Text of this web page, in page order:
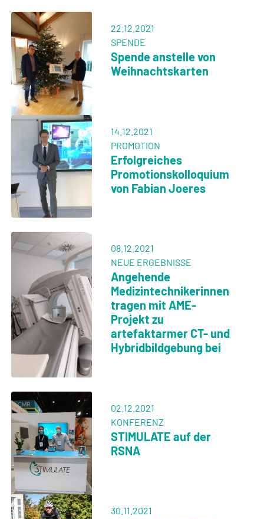
22.12.2021
SPENDE
Spende anstelle von
Weihnachtskarten
14.12.2021
PROMOTION
Erfolgreiches
Promotionskolloquium
von Fabian Joeres
08.12.2021
NEUE ERGEBNISSE
Angehende
Medizintechnikerinnen
tragen mit AME-
Projekt zu
artefaktarmer CT- und
Hybridbildgebung bei
02.12.2021
KONFERENZ
STIMULATE auf der
RSNA
30.11.2021